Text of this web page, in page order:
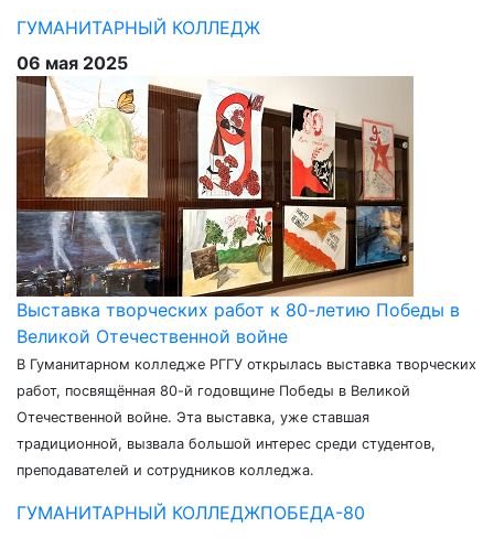
ГУМАНИТАРНЫЙ КОЛЛЕДЖ
06 мая 2025
Выставка творческих работ к 80-летию Победы в
Великой Отечественной войне
В Гуманитарном колледже РГГУ открылась выставка творческих
работ, посвящённая 80-й годовщине Победы в Великой
Отечественной войне. Эта выставка, уже ставшая
традиционной, вызвала большой интерес среди студентов,
преподавателей и сотрудников колледжа.
ГУМАНИТАРНЫЙ КОЛЛЕДЖПОБЕДА-80